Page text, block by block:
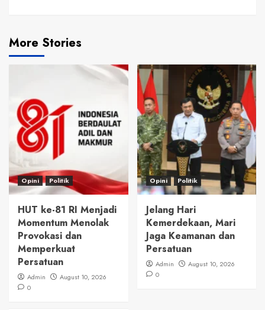
More Stories
Opini Politik
HUT ke-81 RI Menjadi
Momentum Menolak
Provokasi dan
Memperkuat
Persatuan
Admin
August 10, 2026
0
Opini Politik
Jelang Hari
Kemerdekaan, Mari
Jaga Keamanan dan
Persatuan
Admin
August 10, 2026
0